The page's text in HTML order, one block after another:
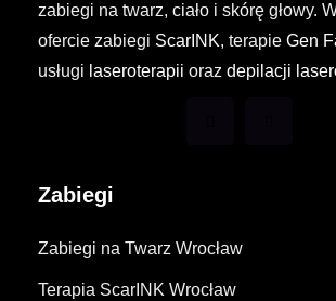
zabiegi na twarz, ciało i skórę głowy.
ofercie zabiegi ScarINK, terapie Gen
usługi laseroterapii oraz depilacji
Zabiegi
Zabiegi na Twarz Wrocław
Terapia ScarINK Wrocław